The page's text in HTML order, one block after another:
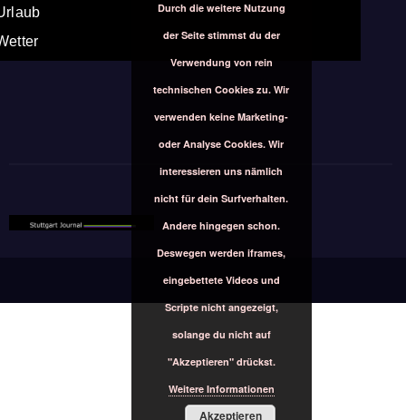
Durch die weitere Nutzung
der Seite stimmst du der
Verwendung von rein
technischen Cookies zu. Wir
verwenden keine Marketing-
oder Analyse Cookies. Wir
interessieren uns nämlich
nicht für dein Surfverhalten.
Andere hingegen schon.
Deswegen werden iframes,
eingebettete Videos und
Scripte nicht angezeigt,
solange du nicht auf
"Akzeptieren" drückst.
Weitere Informationen
Akzeptieren